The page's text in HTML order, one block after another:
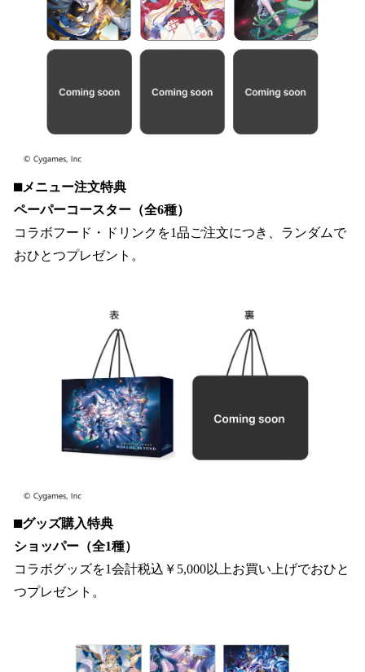
⬛︎メニュー注文特典
ペーパーコースター（全6種）
コラボフード・ドリンクを1品ご注文につき、ランダムで
おひとつプレゼント。
⬛︎グッズ購入特典
ショッパー（全1種）
コラボグッズを1会計税込￥5,000以上お買い上げでおひと
つプレゼント。